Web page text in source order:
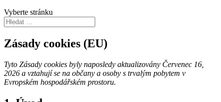
Vyberte stránku
Zásady cookies (EU)
Tyto Zásady cookies byly naposledy aktualizovány Červenec 16,
2026 a vztahují se na občany a osoby s trvalým pobytem v
Evropském hospodářském prostoru.